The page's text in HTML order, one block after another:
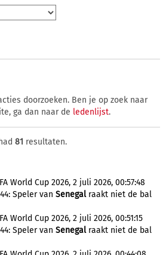
doorzoeken. Ben je op zoek naar
ga dan naar de ledenlijst.
had 81 resultaten.
World Cup 2026, 2 juli 2026, 00:57:48
Speler van Senegalraakt niet de bal
World Cup 2026, 2 juli 2026, 00:51:15
Speler van Senegalraakt niet de bal